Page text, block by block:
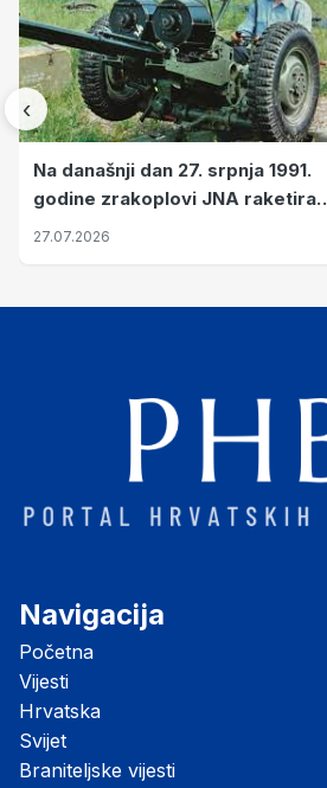
‹
Na današnji dan 27. srpnja 1991.
godine zrakoplovi JNA raketirali
su vojarnu i obučni centar "Nikola
27.07.2026
Navigacija
Početna
Vijesti
Hrvatska
Svijet
Braniteljske vijesti